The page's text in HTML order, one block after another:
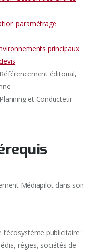
paramétrage
principaux
éditorial,
et Conducteur
Médiapilot dans son
publicitaire :
régies, sociétés de